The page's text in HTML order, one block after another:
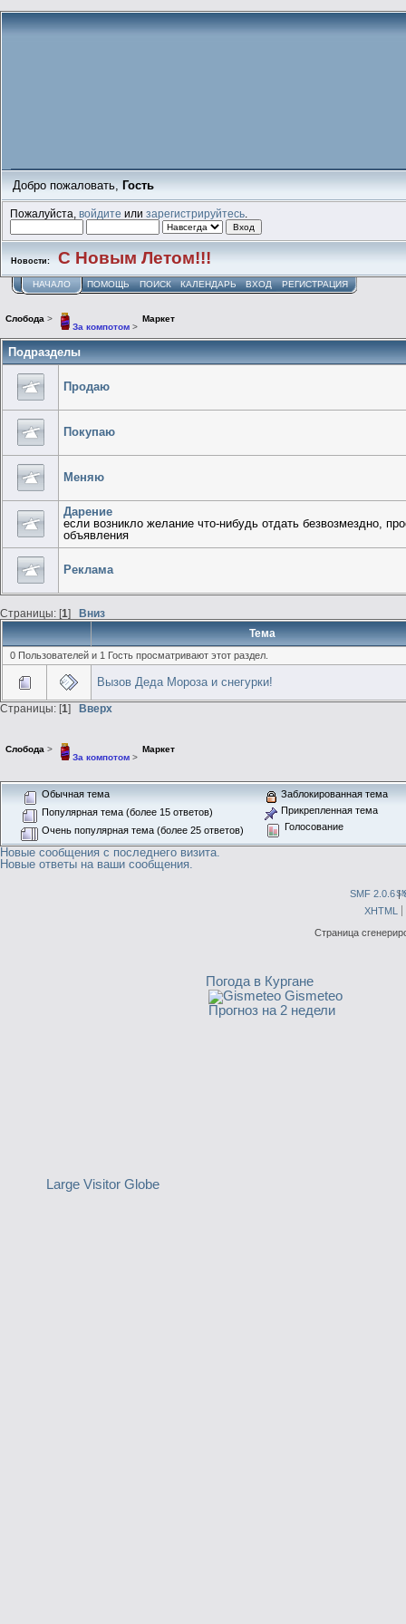
Добро пожаловать, Гость
Пожалуйста,войдите илизарегистрируйтесь
Новости: С Новым Летом!!!
НАЧАЛО ПОМОЩЬ ПОИСК КАЛЕНДАРЬ ВХОД РЕГИСТРАЦИЯ
Слобода >
За компотом>
Маркет
Подразделы
Продаю
Покупаю
Меняю
Дарение
если возникло желание что-нибудь отдать безвозмездно,
объявления
Реклама
Страницы: [1] Вниз
Тема
0 Пользователей и 1 Гость просматривают этот раздел.
Вызов Деда Мороза и снегурки!
Страницы: [1] Вверх
Слобода >
За компотом>
Маркет
Обычная тема
Популярная тема (более 15 ответов)
Очень популярная тема (более 25 ответов)
Заблокированная тема
Прикрепленная тема
Голосование
Новые сообщения с последнего визита.
Новые ответы на ваши сообщения.
SMF 2.0.6|
XHTML
Страница
Large Visitor Globe
Погода в Кургане
Gismeteo
Прогноз на 2 недели